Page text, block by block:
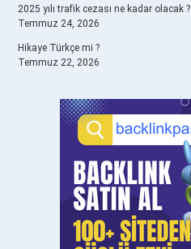
2025 yılı trafik cezası ne kadar olacak ?
Temmuz 24, 2026
Hikaye Türkçe mi ?
Temmuz 22, 2026